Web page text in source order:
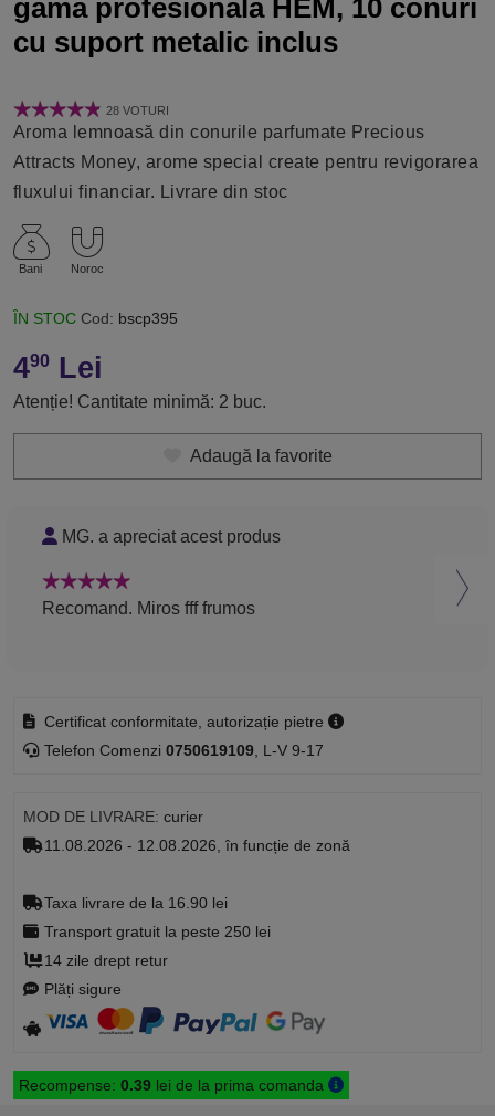
gama profesionala HEM, 10 conuri
cu suport metalic inclus
28 VOTURI
Aroma lemnoasă din conurile parfumate Precious
Attracts Money, arome special create pentru revigorarea
fluxului financiar. Livrare din stoc
Bani Noroc
ÎN STOC Cod: bscp395
490Lei
Atenție! Cantitate minimă: 2 buc.
Adaugă la favorite
MG. a apreciat acest produs
Recomand. Miros fff frumos
Certificat conformitate, autorizație pietre
Telefon Comenzi 0750619109, L-V 9-17
MOD DE LIVRARE: curier
11.08.2026 - 12.08.2026, în funcție de zonă
Taxa livrare de la 16.90 lei
Transport gratuit la peste 250 lei
14 zile drept retur
Plăți sigure
Recompense: 0.39lei de la prima comanda